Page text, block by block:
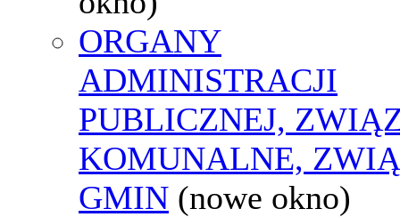
ORGANY
ADMINISTRACJI
PUBLICZNEJ,
KOMUNALNE,
GMIN (nowe okno)